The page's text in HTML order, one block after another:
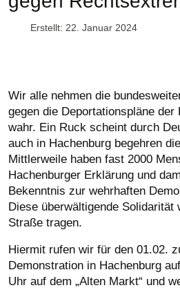
Erstellt: 22. Januar 2024
Wir alle nehmen die
gegen die Deportationspläne der
wahr. Ein Ruck scheint durch
auch in Hachenburg begehren
Mittlerweile haben fast 2000
Hachenburger Erklärung und
Bekenntnis zur wehrhaften
Diese überwältigende
Straße tragen.
Hiermit rufen wir für den 01.02.
Demonstration in Hachenburg
Uhr auf dem „Alten Markt“ und